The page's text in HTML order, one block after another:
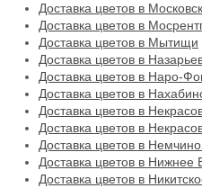
Доставка цветов в
Доставка цветов в
Доставка цветов в Мытищи
Доставка цветов в
Доставка цветов в Наро-
Доставка цветов в
Доставка цветов в
Доставка цветов в
Доставка цветов в
Доставка цветов в Нижнее
Доставка цветов в